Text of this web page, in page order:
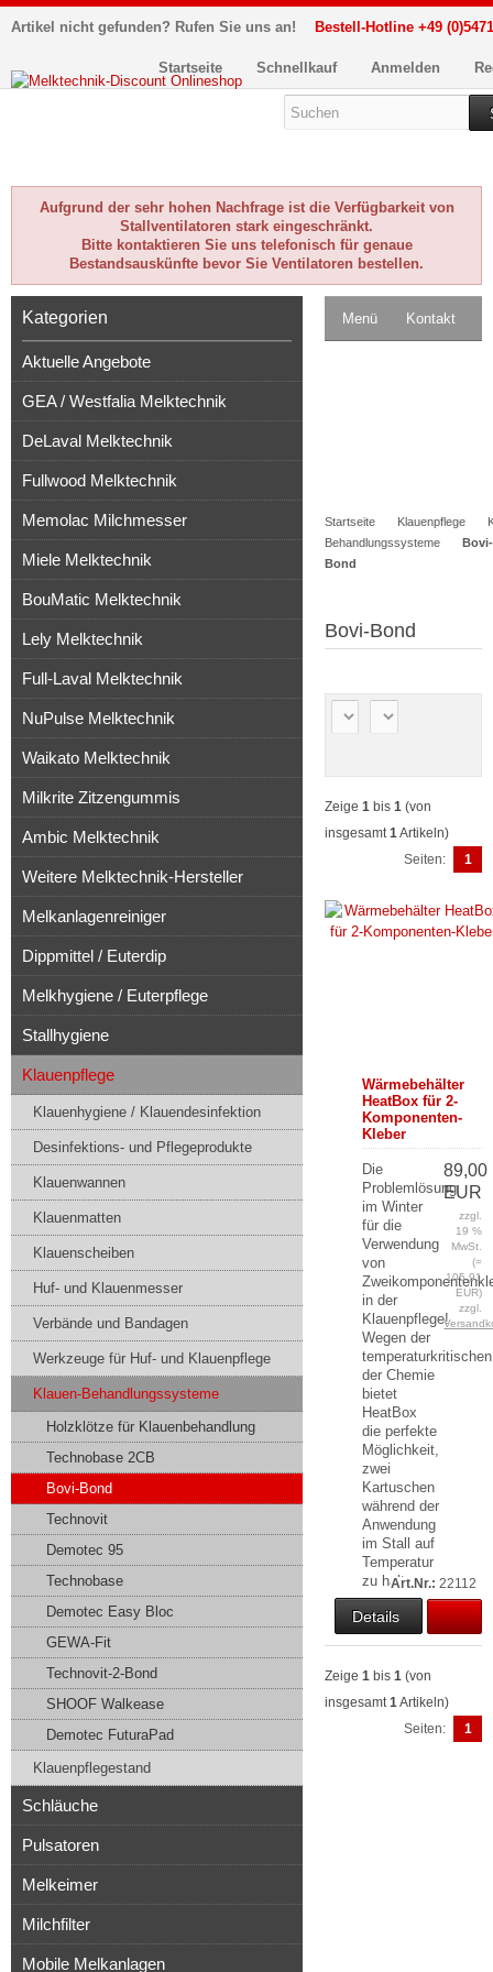
Artikel nicht gefunden? Rufen Sie uns an! Bestell-Hotline +49
Anmelden
Schnellkauf
Startseite
Aufgrund der sehr hohen Nachfrage ist die Verfügbarkeit von
Stallventilatoren stark eingeschränkt.
Bitte kontaktieren Sie uns telefonisch für genaue
Bestandsauskünfte bevor Sie Ventilatoren bestellen.
Menü Kontakt
Startseite Klauenpflege
Behandlungssysteme
Bovi-
Bond
Bovi-Bond
Zeige 1 bis 1 (von
insgesamt1Artikeln)
Seiten:
1
Wärmebehälter
HeatBox für 2-
Komponenten-
Kleber
Die
Problemlösung
im Winter
für die
Verwendung
von
in der
Klauenpflege!
Wegen der
der Chemie
bietet
HeatBox
die perfekte
Möglichkeit,
zwei
Kartuschen
während der
Anwendung
im Stall auf
Temperatur
zu halten.
89,00
EUR
zzgl.
19 %
MwSt.
(=
105,91
EUR)
zzgl.
Art.Nr.: 22112
Details
Zeige 1 bis 1 (von
insgesamt1Artikeln)
Seiten:
1
Kategorien
Aktuelle Angebote
GEA / Westfalia Melktechnik
DeLaval Melktechnik
Fullwood Melktechnik
Memolac Milchmesser
Miele Melktechnik
BouMatic Melktechnik
Lely Melktechnik
Full-Laval Melktechnik
NuPulse Melktechnik
Waikato Melktechnik
Milkrite Zitzengummis
Ambic Melktechnik
Weitere Melktechnik-Hersteller
Melkanlagenreiniger
Dippmittel / Euterdip
Melkhygiene / Euterpflege
Stallhygiene
Klauenpflege
Klauenhygiene / Klauendesinfektion
Desinfektions- und Pflegeprodukte
Klauenwannen
Klauenmatten
Klauenscheiben
Huf- und Klauenmesser
Verbände und Bandagen
Werkzeuge für Huf- und Klauenpflege
Klauen-Behandlungssysteme
Holzklötze für Klauenbehandlung
Technobase 2CB
Bovi-Bond
Technovit
Demotec 95
Technobase
Demotec Easy Bloc
GEWA-Fit
Technovit-2-Bond
SHOOF Walkease
Demotec FuturaPad
Klauenpflegestand
Schläuche
Pulsatoren
Melkeimer
Milchfilter
Mobile Melkanlagen